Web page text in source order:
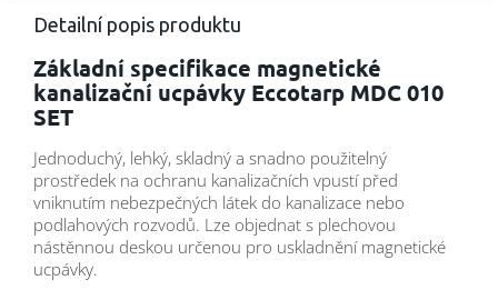
Detailní popis produktu
Základní specifikace magnetické
kanalizační ucpávky Eccotarp MDC 010
SET
Jednoduchý, lehký, skladný a snadno použitelný
prostředek na ochranu kanalizačních vpustí před
vniknutím nebezpečných látek do kanalizace nebo
podlahových rozvodů. Lze objednat s plechovou
nástěnnou deskou určenou pro uskladnění magnetické
ucpávky.